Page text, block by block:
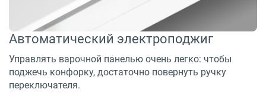
Автоматический электроподжиг
Управлять варочной панелью очень легко: чтобы
поджечь конфорку, достаточно повернуть ручку
переключателя.